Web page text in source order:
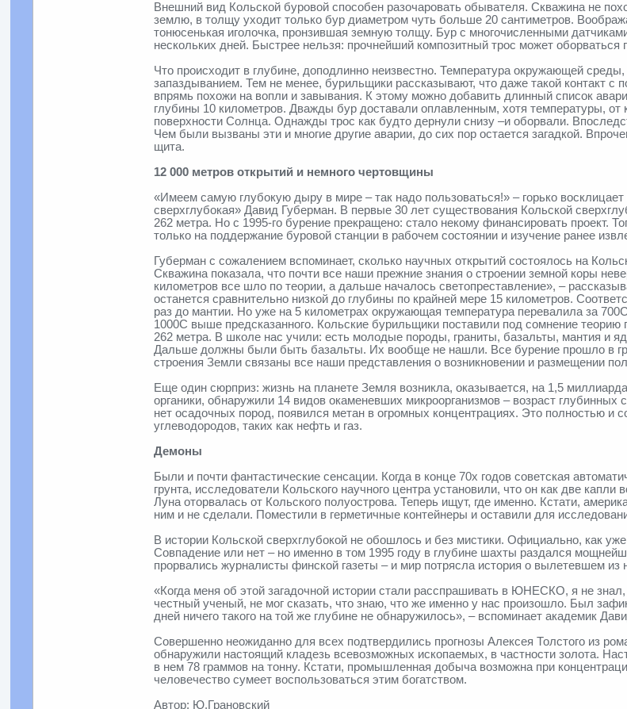
Внешний вид Кольской буровой способен разочаровать обывателя. Скважина не
землю, в толщу уходит только бур диаметром чуть больше 20 сантиметров.
тонюсенькая иголочка, пронзившая земную толщу. Бур с многочисленными
нескольких дней. Быстрее нельзя: прочнейший композитный трос может
Что происходит в глубине, доподлинно неизвестно. Температура окружающей
запаздыванием. Тем не менее, бурильщики рассказывают, что даже такой контакт с
впрямь похожи на вопли и завывания. К этому можно добавить длинный список
глубины 10 километров. Дважды бур доставали оплавленным, хотя температуры,
поверхности Солнца. Однажды трос как будто дернули снизу –и оборвали.
Чем были вызваны эти и многие другие аварии, до сих пор остается загадкой.
щита.
12 000 метров открытий и немного чертовщины
«Имеем самую глубокую дыру в мире – так надо пользоваться!» – горько
сверхглубокая» Давид Губерман. В первые 30 лет существования Кольской
262 метра. Но с 1995-го бурение прекращено: стало некому финансировать
только на поддержание буровой станции в рабочем состоянии и изучение ранее
Губерман с сожалением вспоминает, сколько научных открытий состоялось на
Скважина показала, что почти все наши прежние знания о строении земной коры
километров все шло по теории, а дальше началось светопреставление», –
останется сравнительно низкой до глубины по крайней мере 15 километров.
раз до мантии. Но уже на 5 километрах окружающая температура перевалила за
1000C выше предсказанного. Кольские бурильщики поставили под сомнение
262 метра. В школе нас учили: есть молодые породы, граниты, базальты, мантия и
Дальше должны были быть базальты. Их вообще не нашли. Все бурение прошло в
строения Земли связаны все наши представления о возникновении и размещении
Еще один сюрприз: жизнь на планете Земля возникла, оказывается, на 1,5
органики, обнаружили 14 видов окаменевших микроорганизмов – возраст
нет осадочных пород, появился метан в огромных концентрациях. Это полностью и
углеводородов, таких как нефть и газ.
Демоны
Были и почти фантастические сенсации. Когда в конце 70х годов советская
грунта, исследователи Кольского научного центра установили, что он как две
Луна оторвалась от Кольского полуострова. Теперь ищут, где именно. Кстати,
ним и не сделали. Поместили в герметичные контейнеры и оставили для
В истории Кольской сверхглубокой не обошлось и без мистики. Официально, как
Совпадение или нет – но именно в том 1995 году в глубине шахты раздался
прорвались журналисты финской газеты – и мир потрясла история о вылетевшем из
«Когда меня об этой загадочной истории стали расспрашивать в ЮНЕСКО, я не
честный ученый, не мог сказать, что знаю, что же именно у нас произошло. Был
дней ничего такого на той же глубине не обнаружилось», – вспоминает академик
Совершенно неожиданно для всех подтвердились прогнозы Алексея Толстого из
обнаружили настоящий кладезь всевозможных ископаемых, в частности золота.
в нем 78 граммов на тонну. Кстати, промышленная добыча возможна при
человечество сумеет воспользоваться этим богатством.
Автор: Ю.Грановский